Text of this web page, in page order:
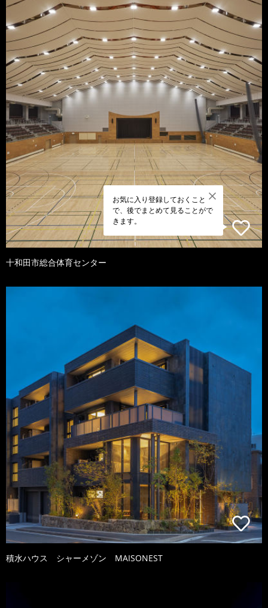
お気に入り登録しておくこと
で、後でまとめて見ることがで
きます。
十和田市総合体育センター
積水ハウス シャーメゾン MAISONEST